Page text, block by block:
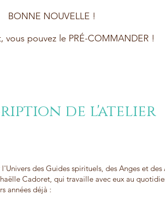
BONNE NOUVELLE !
vous pouvez le PRÉ-COMMANDER !
de l'atelier
des Guides spirituels, des Anges et des
Cadoret, qui travaille avec eux au
années déjà :